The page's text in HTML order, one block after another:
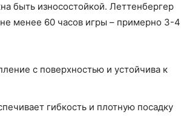
быть износостойкой. Леттенбергер
менее 60 часов игры – примерно 3-4
с поверхностью и устойчива к
гибкость и плотную посадку